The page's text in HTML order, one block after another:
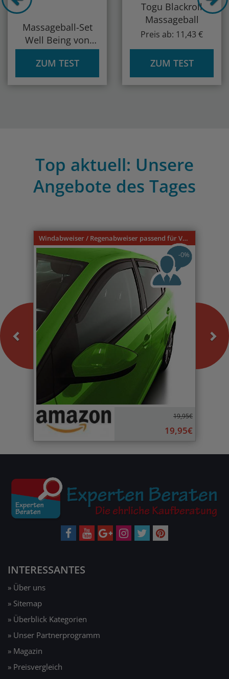
Massageball-Set
Well Being von
Sportastisch
ZUM TEST
Togu Blackroll
Massageball
Preis ab: 11,43 €
ZUM TEST
Top aktuell: Unsere
Angebote des Tages
Windabweiser / Regenabweiser passend für VW Caddy 9U 3-türer 1996-2004
-0%
19,95€
19,95€
INTERESSANTES
» Über uns
» Sitemap
» Überblick Kategorien
» Unser Partnerprogramm
» Magazin
» Preisvergleich